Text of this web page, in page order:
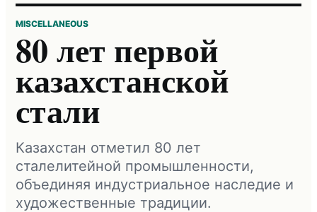
MISCELLANEOUS
80 лет первой
казахстанской
стали
Казахстан отметил 80 лет
сталелитейной промышленности,
объединяя индустриальное наследие и
художественные традиции.